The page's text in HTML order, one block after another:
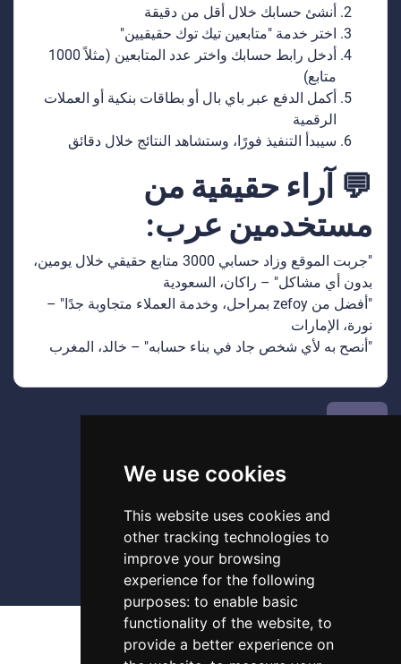
We use cookies
This website uses cookies and
other tracking technologies to
improve your browsing
experience for the following
purposes: to enable basic
functionality of the website, to
provide a better experience on
أنشئ حسابك خلال أقل من دقيقة
اختر خدمة "متابعين تيك توك حقيقيين"
أدخل رابط حسابك واختر عدد المتابعين (مثلاً 1000
متابع)
أكمل الدفع عبر باي بال أو بطاقات بنكية أو العملات
الرقمية
سيبدأ التنفيذ فورًا، وستشاهد النتائج خلال دقائق
💬 آراء حقيقية من
مستخدمين عرب:
"جربت الموقع وزاد حسابي 3000 متابع حقيقي خلال يومين،
بدون أي مشاكل" – راكان، السعودية
"أفضل من zefoy بمراحل، وخدمة العملاء متجاوبة جدًا" –
نورة، الإمارات
"أنصح به لأي شخص جاد في بناء حسابه" – خالد، المغرب
رجوع